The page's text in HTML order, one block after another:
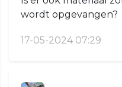
wordt opgevangen?
17-05-2024 07:29